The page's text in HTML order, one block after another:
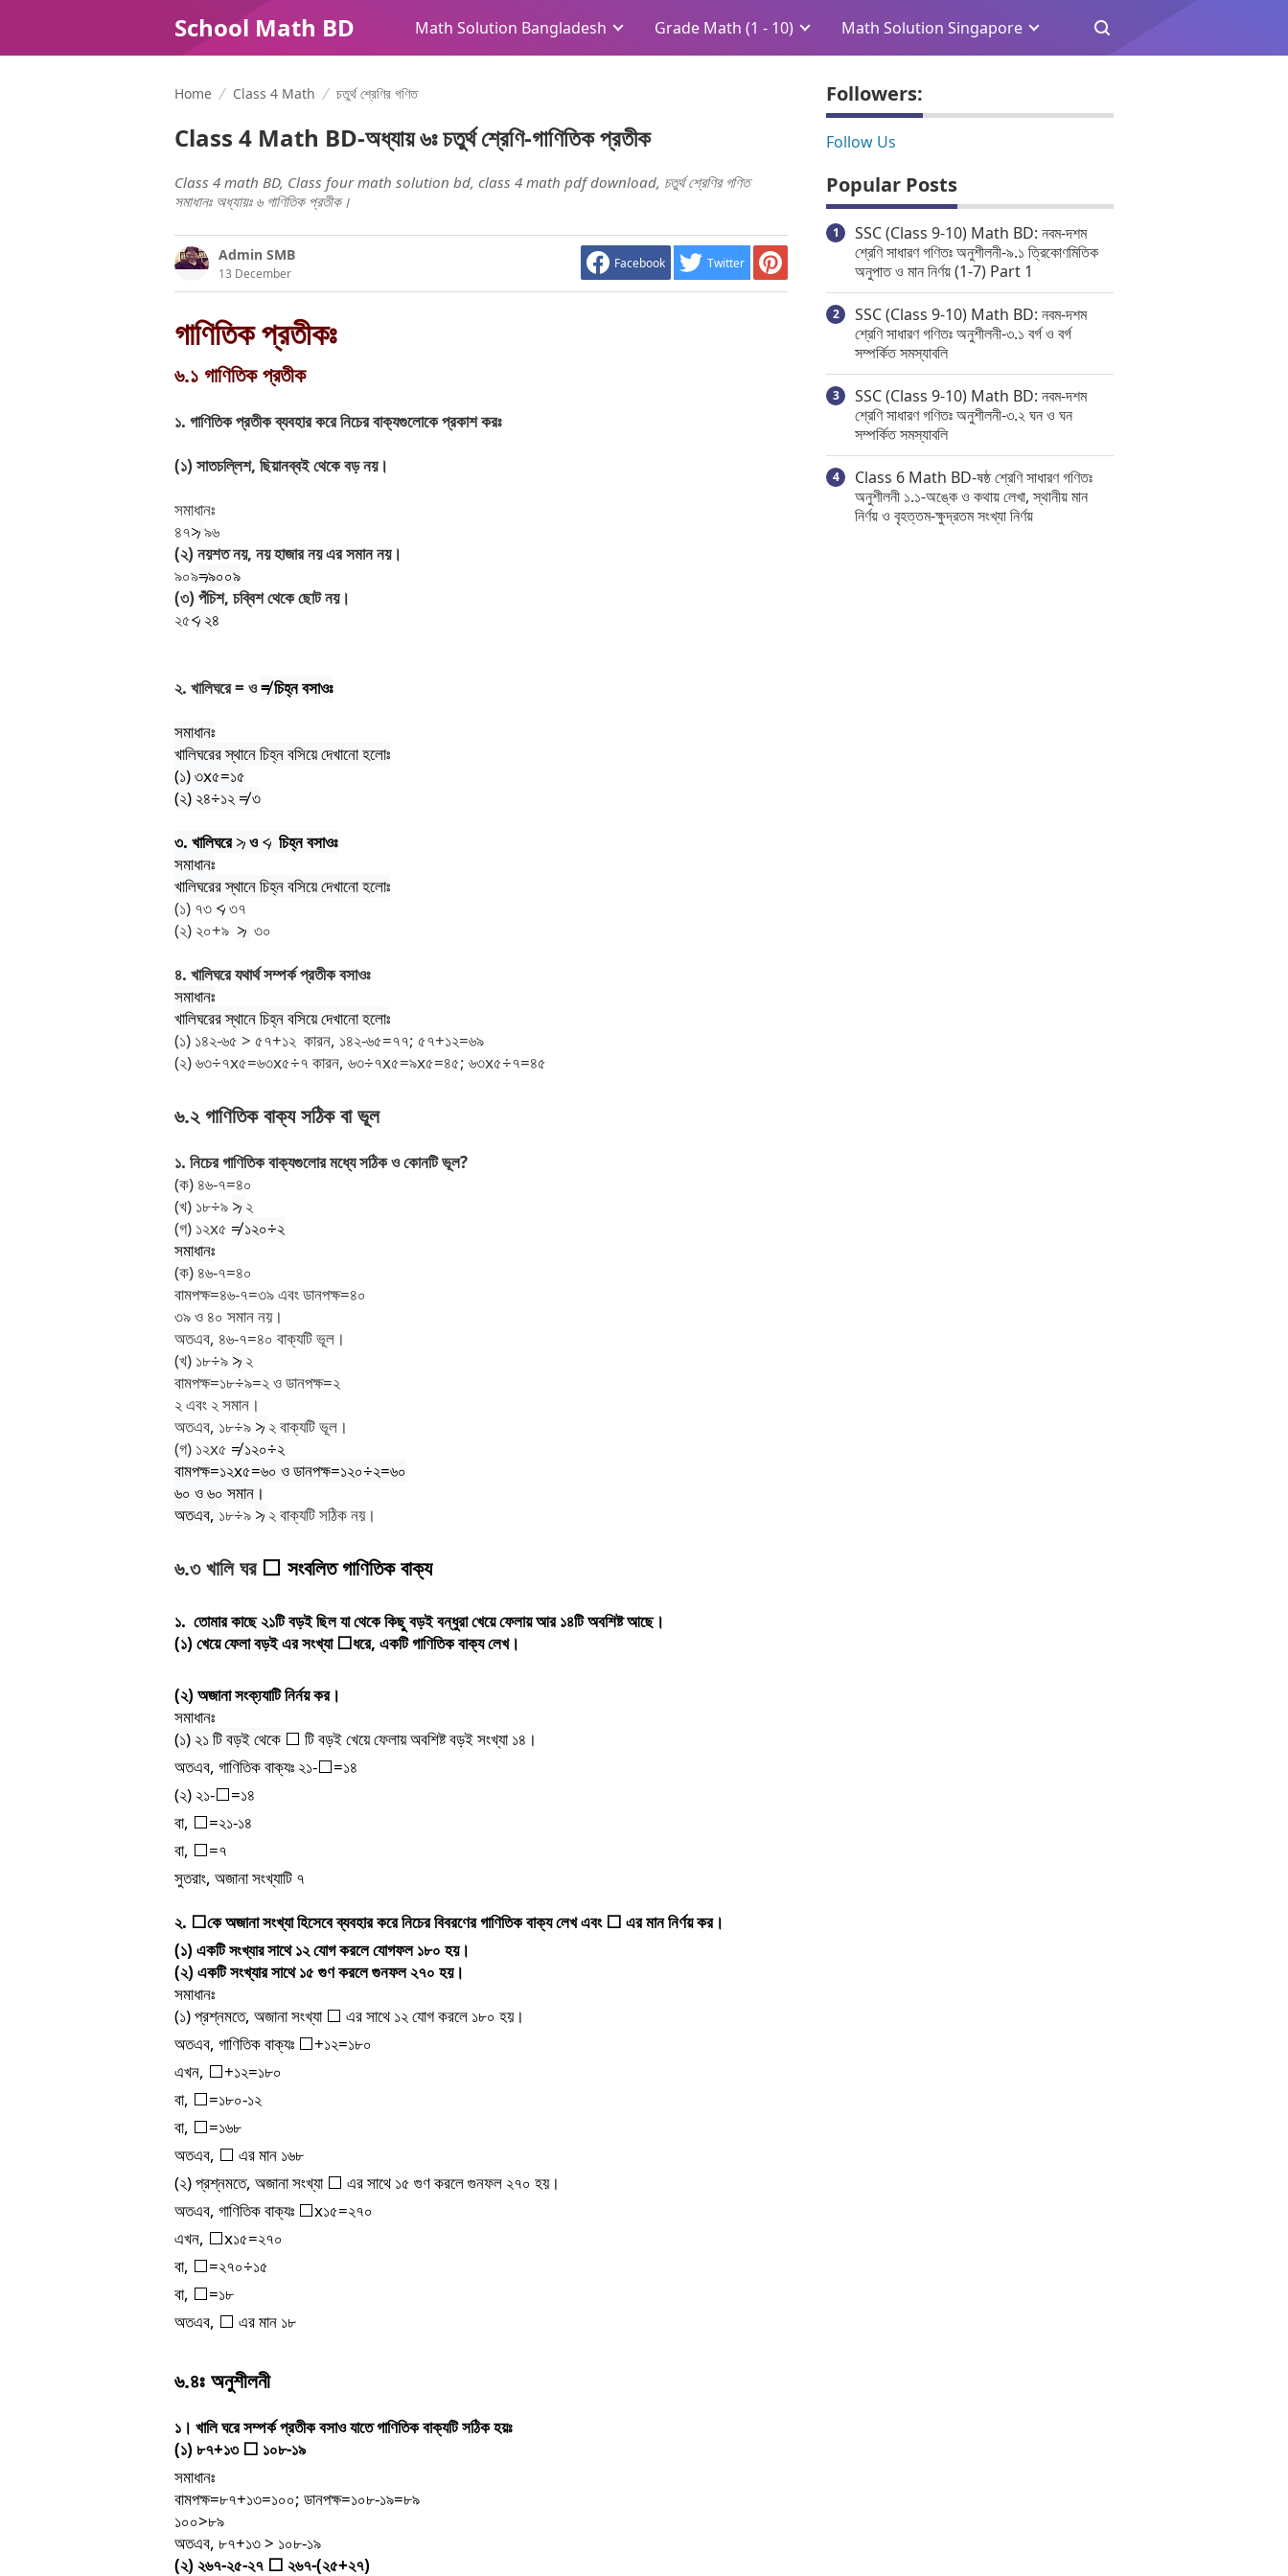
School Math BD Math Solution Bangladesh Grade Math (1 - 10) Math Solution Singapore
Home Class 4 Math চতুর্থ শ্রেণির গণিত
Class 4 Math BD-অধ্যায় ৬ঃ চতুর্থ শ্রেণি-গাণিতিক প্রতীক
Class 4 math BD, Class four math solution bd, class 4 math pdf download, চতুর্থ শ্রেণির গণিত
সমাধানঃ অধ্যায়ঃ ৬ গাণিতিক প্রতীক।
Admin SMB
13 December
Facebook Twitter
গাণিতিকপ্রতীকঃ
৬.১ গাণিতিক প্রতীক
১. গাণিতিকপ্রতীকব্যবহারকরেনিচেরবাক্যগুলোকেপ্রকাশকরঃ
(১) সাতচল্লিশ, ছিয়ানব্বইথেকেবড়নয়।
সমাধানঃ
৪৭≯৯৬
(২) নয়শতনয়, নয়হাজারনয়এরসমাননয়।
৯০৯≠৯০০৯
(৩) পঁচিশ, চব্বিশথেকেছোটনয়।
২৫≮ ২৪
২. খালিঘরে= ও≠চিহ্নবসাওঃ
সমাধানঃ
খালিঘরেরস্থানেচিহ্নবসিয়েদেখানোহলোঃ
(১)৩x৫=১৫
(২) ২৪÷১২ ≠৩
৩. খালিঘরে ≯ও ≮ চিহ্নবসাওঃ
সমাধানঃ
খালিঘরেরস্থানেচিহ্নবসিয়েদেখানোহলোঃ
(১) ৭৩ ≮৩৭
(২) ২০+৯ ≯ ৩০
৪. খালিঘরেযথার্থসম্পর্কপ্রতীকবসাওঃ
সমাধানঃ
খালিঘরেরস্থানেচিহ্নবসিয়েদেখানোহলোঃ
(১) ১৪২-৬৫ > ৫৭+১২ কারন, ১৪২-৬৫=৭৭; ৫৭+১২=৬৯
(২)৬৩÷৭x৫=৬৩x৫÷৭ কারন, ৬৩÷৭x৫=৯x৫=৪৫; ৬৩x৫÷৭=৪৫
৬.২ গাণিতিক বাক্য সঠিক বা ভূল
১. নিচেরগাণিতিকবাক্যগুলোরমধ্যেসঠিকওকোনটিভূল?
(ক) ৪৬-৭=৪০
(খ) ১৮÷৯ ≯ ২
(গ) ১২x৫ ≠১২০÷২
সমাধানঃ
(ক) ৪৬-৭=৪০
বামপক্ষ=৪৬-৭=৩৯এবংডানপক্ষ=৪০
৩৯ও ৪০ সমাননয়।
অতএব, ৪৬-৭=৪০ বাক্যটিভূল।
(খ) ১৮÷৯ ≯ ২
বামপক্ষ=১৮÷৯=২ওডানপক্ষ=২
২এবং ২সমান।
অতএব, ১৮÷৯ ≯ ২বাক্যটিভূল।
(গ) ১২x৫ ≠১২০÷২
বামপক্ষ=১২x৫=৬০ ওডানপক্ষ=১২০÷২=৬০
৬০ ও৬০ সমান।
অতএব, ১৮÷৯ ≯ ২বাক্যটিসঠিকনয়।
৬.৩ খালি ঘর ⬜ সংবলিত গাণিতিক বাক্য
১. তোমারকাছে২১টিবড়ইছিলযাথেকেকিছুবড়ইবন্ধুরাখেয়েফেলায়আর ১৪টিঅবশিষ্টআছে।
(১) খেয়েফেলাবড়ইএরসংখ্যা ⬜ধরে, একটিগাণিতিকবাক্যলেখ।
(২) অজানাসংক্য্যাটিনির্নয়কর।
সমাধানঃ
(১) ২১টিবড়ইথেকে ⬜ টিবড়ইখেয়েফেলায়অবশিষ্টবড়ইসংখ্যা ১৪।
অতএব, গাণিতিকবাক্যঃ ২১-⬜ =১৪
(২) ২১-⬜ =১৪
বা, ⬜ =২১-১৪
বা, ⬜ =৭
সুতরাং, অজানাসংখ্যাটি ৭
২. ⬜কেঅজানাসংখ্যাহিসেবেব্যবহারকরেনিচেরবিবরণেরগাণিতিকবাক্যলেখএবং ⬜ এরমাননির্ণয়কর।
(১) একটি সংখ্যার সাথে ১২যোগকরলেযোগফল ১৮০ হয়।
(২) একটিসংখ্যারসাথে ১৫গুণকরলেগুনফল২৭০ হয়।
সমাধানঃ
(১)প্রশ্নমতে, অজানাসংখ্যা ⬜ এরসাথে ১২যোগকরলে ১৮০ হয়।
অতএব, গাণিতিকবাক্যঃ ⬜+১২=১৮০
এখন, ⬜+১২=১৮০
বা, ⬜ =১৮০-১২
বা, ⬜ =১৬৮
অতএব, ⬜ এরমান ১৬৮
(২)প্রশ্নমতে, অজানাসংখ্যা ⬜ এরসাথে ১৫ গুণকরলেগুনফল ২৭০ হয়।
অতএব, গাণিতিকবাক্যঃ ⬜x১৫=২৭০
এখন, ⬜x১৫=২৭০
বা, ⬜ =২৭০÷১৫
বা, ⬜ =১৮
অতএব, ⬜ এরমান ১৮
৬.৪ঃ অনুশীলনী
১। খালিঘরেসম্পর্কপ্রতীকবসাওযাতেগাণিতিকবাক্যটিসঠিকহয়ঃ
(১) ৮৭+১৩ ⬜ ১০৮-১৯
সমাধানঃ
বামপক্ষ=৮৭+১৩=১০০; ডানপক্ষ=১০৮-১৯=৮৯
১০০>৮৯
অতএব, ৮৭+১৩> ১০৮-১৯
(২) ২৬৭-২৫-২৭ ⬜ ২৬৭-(২৫+২৭)
Followers:
Follow Us
Popular Posts
SSC (Class 9-10) Math BD: নবম-দশম
শ্রেণি সাধারণ গণিতঃ অনুশীলনী-৯.১ ত্রিকোণমিতিক
অনুপাত ও মান নির্ণয় (1-7) Part 1
SSC (Class 9-10) Math BD: নবম-দশম
শ্রেণি সাধারণ গণিতঃ অনুশীলনী-৩.১ বর্গ ও বর্গ
সম্পর্কিত সমস্যাবলি
SSC (Class 9-10) Math BD: নবম-দশম
শ্রেণি সাধারণ গণিতঃ অনুশীলনী-৩.২ ঘন ও ঘন
সম্পর্কিত সমস্যাবলি
Class 6 Math BD-ষষ্ঠ শ্রেণি সাধারণ গণিতঃ
অনুশীলনী ১.১-অঙ্কে ও কথায় লেখা, স্থানীয় মান
নির্ণয় ও বৃহত্তম-ক্ষুদ্রতম সংখ্যা নির্ণয়